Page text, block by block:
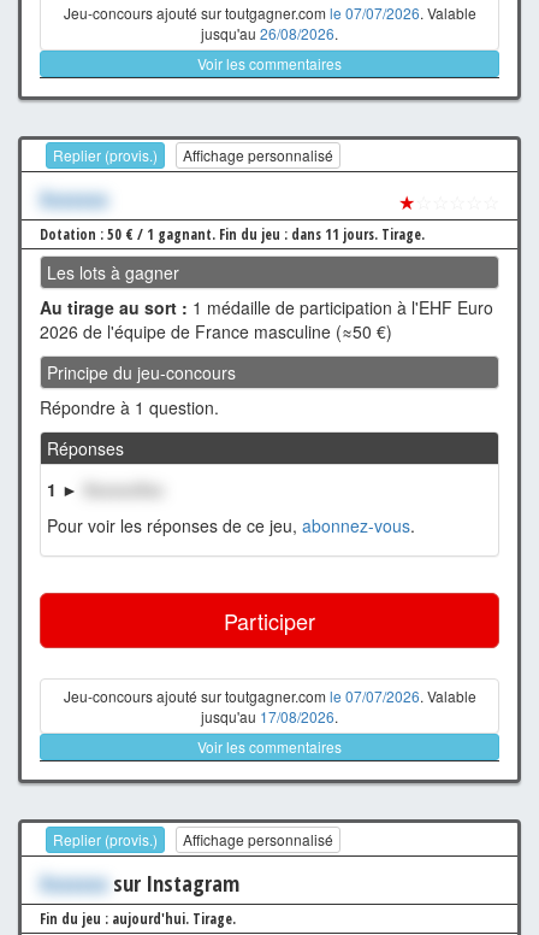
Jeu-concours ajouté sur toutgagner.com le 07/07/2026. Valable
jusqu'au 26/08/2026.
Voir les commentaires
Replier (provis.) Affichage personnalisé
Xxxxxxx ★
Dotation : 50 € / 1 gagnant. Fin du jeu : dans 11 jours. Tirage.
Les lots à gagner
Au tirage au sort : 1 médaille de participation à l'EHF Euro
2026 de l'équipe de France masculine (≈50 €)
Principe du jeu-concours
Répondre à 1 question.
Réponses
1 ►
Pour voir les réponses de ce jeu, abonnez-vous.
Participer
Jeu-concours ajouté sur toutgagner.com le 07/07/2026. Valable
jusqu'au 17/08/2026.
Voir les commentaires
Replier (provis.) Affichage personnalisé
Xxxxxxx sur Instagram
Fin du jeu : aujourd'hui. Tirage.